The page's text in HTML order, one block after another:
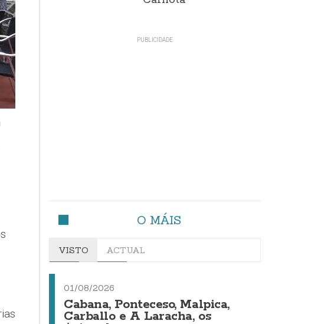
O MÁIS
VISTO ACTUAL
01/08/2026
Cabana, Ponteceso, Malpica,
Carballo e A Laracha, os